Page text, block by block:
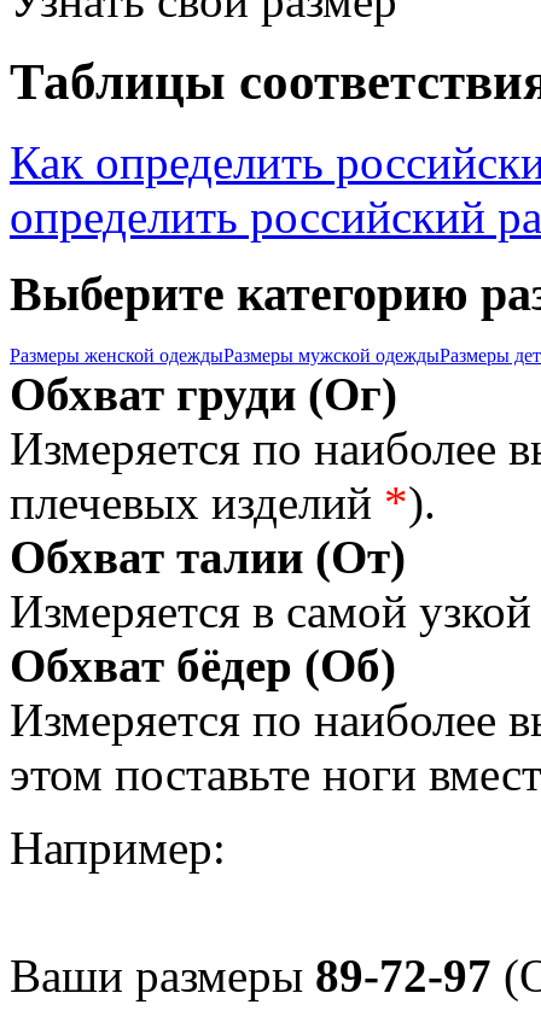
Таблицы
Как определить
определить российский
Выберите категорию
Размеры женской одеждыРазмеры мужской одеждыРазмеры
Обхват груди (Ог)
Измеряется по наиболее
плечевых изделий *).
Обхват талии (От)
Измеряется в самой
Обхват бёдер (Об)
Измеряется по наиболее
этом поставьте ноги
Например:
Ваши размеры 89-72-97